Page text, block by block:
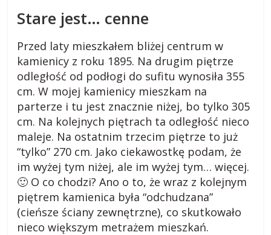
Stare jest… cenne
Przed laty mieszkałem bliżej centrum w
kamienicy z roku 1895. Na drugim piętrze
odległość od podłogi do sufitu wynosiła 355
cm. W mojej kamienicy mieszkam na
parterze i tu jest znacznie niżej, bo tylko 305
cm. Na kolejnych piętrach ta odległość nieco
maleje. Na ostatnim trzecim piętrze to już
“tylko” 270 cm. Jako ciekawostkę podam, że
im wyżej tym niżej, ale im wyżej tym… więcej.
🙂 O co chodzi? Ano o to, że wraz z kolejnym
piętrem kamienica była “odchudzana”
(cieńsze ściany zewnętrzne), co skutkowało
nieco większym metrażem mieszkań.